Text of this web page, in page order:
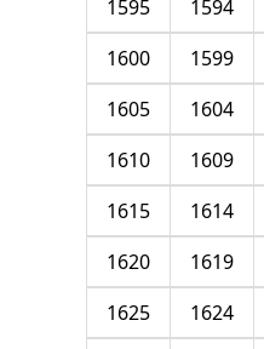
1594
1595
1599
1600
1604
1605
1609
1610
1614
1615
1619
1620
1624
1625